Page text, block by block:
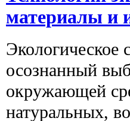
материалы и
Экологическое
осознанный
окружающей
натуральных,